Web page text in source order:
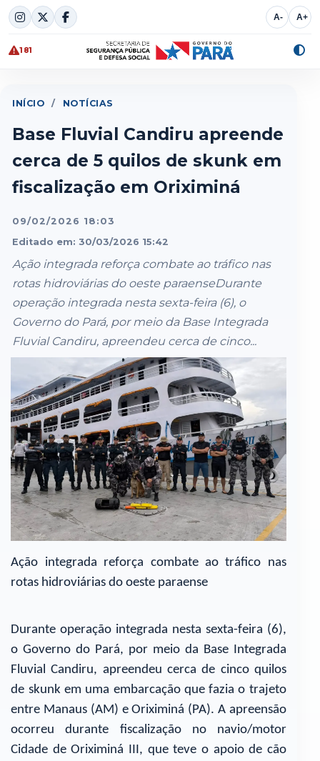
Skip
to
content
A- A+
181
INÍCIO / NOTÍCIAS
Base Fluvial Candiru apreende
cerca de 5 quilos de skunk em
fiscalização em Oriximiná
09/02/2026 18:03
Editado em: 30/03/2026 15:42
Ação integrada reforça combate ao tráfico nas
rotas hidroviárias do oeste paraenseDurante
operação integrada nesta sexta-feira (6), o
Governo do Pará, por meio da Base Integrada
Fluvial Candiru, apreendeu cerca de cinco...
Ação integrada reforça combate ao tráfico nas
rotas hidroviárias do oeste paraense
Durante operação integrada nesta sexta-feira (6),
o Governo do Pará, por meio da Base Integrada
Fluvial Candiru, apreendeu cerca de cinco quilos
de skunk em uma embarcação que fazia o trajeto
entre Manaus (AM) e Oriximiná (PA). A apreensão
ocorreu durante fiscalização no navio/motor
Cidade de Oriximiná III, que teve o apoio de cão